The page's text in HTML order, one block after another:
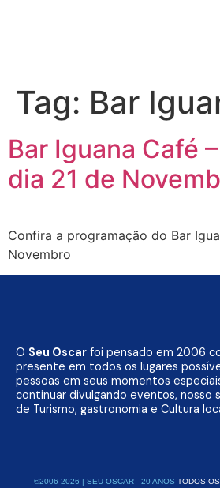
Tag: Bar
Bar Iguana Café
dia 21 de
Confira a programação do Bar
Novembro
O Seu Oscar foi pensado em 2006
presente em todos os lugares
pessoas em seus momentos
continuar divulgando eventos, nosso
de Turismo, gastronomia e Cultura
©2006-2026 | SEU OSCAR - 20 ANOS TODOS